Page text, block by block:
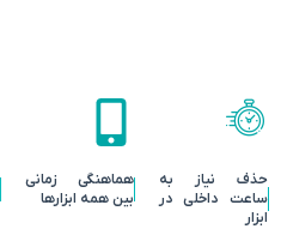
حذف نیاز به
ساعت داخلی در
ابزار
هماهنگی زمانی
بین همه ابزارها